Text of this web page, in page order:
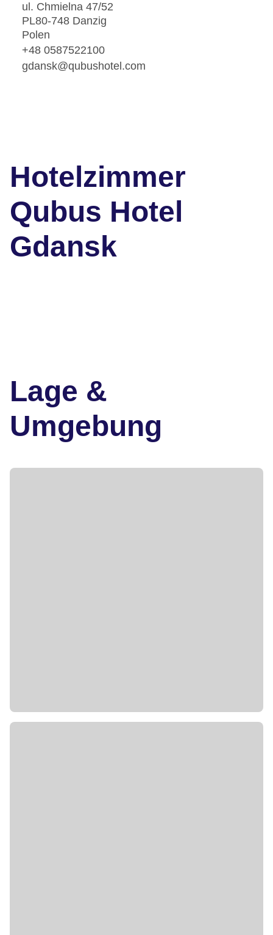
ul. Chmielna 47/52
PL80-748 Danzig
Polen
+48 0587522100
gdansk@qubushotel.com
Hotelzimmer
Qubus Hotel
Gdansk
Lage &
Umgebung